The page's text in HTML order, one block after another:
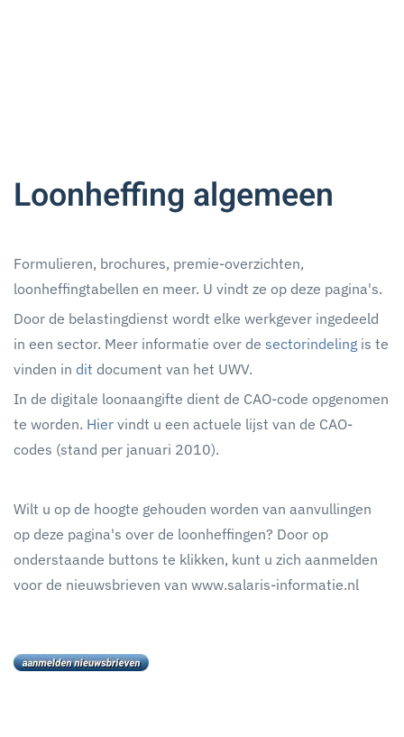
Loonheffing algemeen
Formulieren, brochures, premie-overzichten,
loonheffingtabellen en meer. U vindt ze op deze pagina's.
Door de belastingdienst wordt elke werkgever ingedeeld
in een sector. Meer informatie over de sectorindeling is te
vinden in dit document van het UWV.
In de digitale loonaangifte dient de CAO-code opgenomen
te worden. Hier vindt u een actuele lijst van de CAO-
codes (stand per januari 2010).
Wilt u op de hoogte gehouden worden van aanvullingen
op deze pagina's over de loonheffingen? Door op
onderstaande buttons te klikken, kunt u zich aanmelden
voor de nieuwsbrieven van www.salaris-informatie.nl